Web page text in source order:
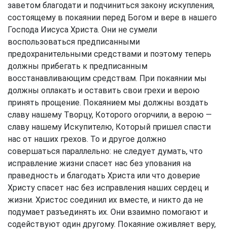
заветом благодати и подчиниться закону искупления,
состоящему в покаянии перед Богом и вере в нашего
Господа Иисуса Христа. Они не сумели
воспользоваться предписанными
предохранительными средствами и поэтому теперь
должны прибегать к предписанным
восстанавливающим средствам. При покаянии мы
должны оплакать и оставить свои грехи и верою
принять прощение. Покаянием мы должны воздать
славу нашему Творцу, Которого огорчили, а верою —
славу нашему Искупителю, Который пришел спасти
нас от наших грехов. То и другое должно
совершаться параллельно: не следует думать, что
исправление жизни спасет нас без упования на
праведность и благодать Христа или что доверие
Христу спасет нас без исправления наших сердец и
жизни. Христос соединил их вместе, и никто да не
подумает разъединять их. Они взаимно помогают и
содействуют один другому. Покаяние оживляет веру,